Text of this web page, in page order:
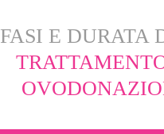
FASI E DURATA